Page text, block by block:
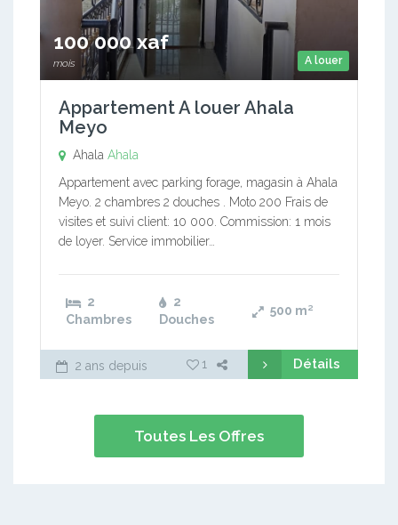
A louer
100 000 xaf
mois
Appartement A louer Ahala
Meyo
Ahala Ahala
Appartement avec parking forage, magasin à Ahala
Meyo. 2 chambres 2 douches . Moto 200 Frais de
visites et suivi client: 10 000. Commission: 1 mois
de loyer. Service immobilier…
2
Chambres
2
Douches
500 m²
2 ans depuis 1 Détails
Toutes Les Offres